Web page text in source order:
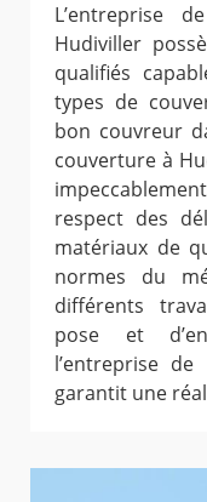
L’entreprise
Hudiviller
qualifiés
types de
bon couvreur
couverture à
respect des
matériaux de
normes du
différents
pose et
l’entreprise
garantit une